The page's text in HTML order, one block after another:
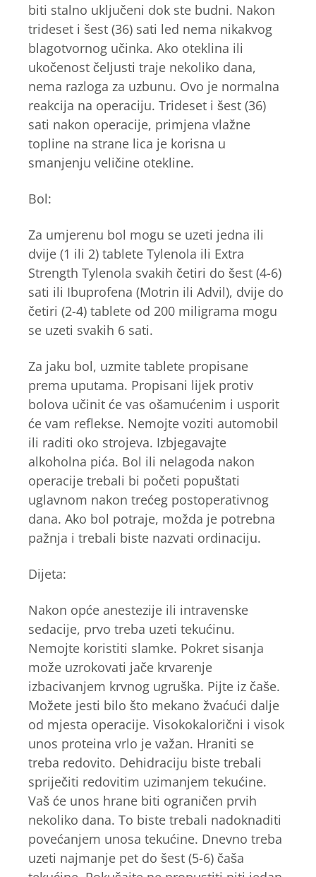
biti stalno uključeni dok ste budni. Nakon
trideset i šest (36) sati led nema nikakvog
blagotvornog učinka. Ako oteklina ili
ukočenost čeljusti traje nekoliko dana,
nema razloga za uzbunu. Ovo je normalna
reakcija na operaciju. Trideset i šest (36)
sati nakon operacije, primjena vlažne
topline na strane lica je korisna u
smanjenju veličine otekline.
Bol:
Za umjerenu bol mogu se uzeti jedna ili
dvije (1 ili 2) tablete Tylenola ili Extra
Strength Tylenola svakih četiri do šest (4-6)
sati ili Ibuprofena (Motrin ili Advil), dvije do
četiri (2-4) tablete od 200 miligrama mogu
se uzeti svakih 6 sati.
Za jaku bol, uzmite tablete propisane
prema uputama. Propisani lijek protiv
bolova učinit će vas ošamućenim i usporit
će vam reflekse. Nemojte voziti automobil
ili raditi oko strojeva. Izbjegavajte
alkoholna pića. Bol ili nelagoda nakon
operacije trebali bi početi popuštati
uglavnom nakon trećeg postoperativnog
dana. Ako bol potraje, možda je potrebna
pažnja i trebali biste nazvati ordinaciju.
Dijeta:
Nakon opće anestezije ili intravenske
sedacije, prvo treba uzeti tekućinu.
Nemojte koristiti slamke. Pokret sisanja
može uzrokovati jače krvarenje
izbacivanjem krvnog ugruška. Pijte iz čaše.
Možete jesti bilo što mekano žvaćući dalje
od mjesta operacije. Visokokalorični i visok
unos proteina vrlo je važan. Hraniti se
treba redovito. Dehidraciju biste trebali
spriječiti redovitim uzimanjem tekućine.
Vaš će unos hrane biti ograničen prvih
nekoliko dana. To biste trebali nadoknaditi
povećanjem unosa tekućine. Dnevno treba
uzeti najmanje pet do šest (5-6) čaša